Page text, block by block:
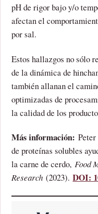
pH de rigor bajo y/o
afectan el
por sal.
Estos hallazgos no sólo
de la dinámica de
también allanan el
optimizadas de
la calidad de los
Más información:
de proteínas solubles
la carne de cerdo, Food
Research (2023). DOI: